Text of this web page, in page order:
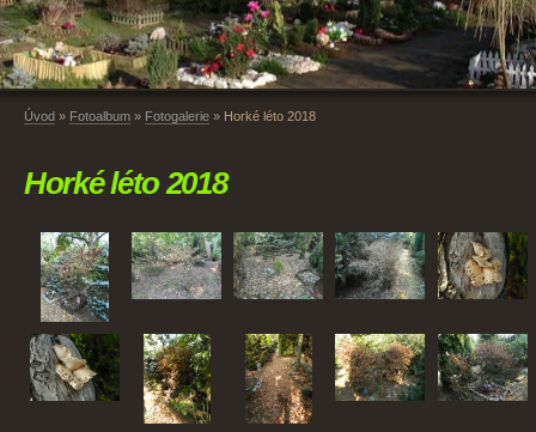
Úvod » Fotoalbum » Fotogalerie » Horké léto 2018
Horké léto 2018